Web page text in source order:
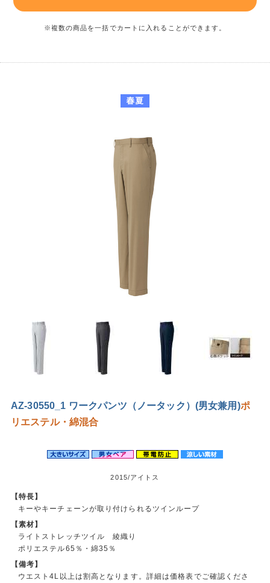
※複数の商品を一括でカートに入れることができます。
AZ-30550_1 ワークパンツ（ノータック）(男女兼用)ポ
リエステル・綿混合
2015/アイトス
【特長】
キーやキーチェーンが取り付けられるツインループ
【素材】
ライトストレッチツイル 綾織り
ポリエステル65％・綿35％
【備考】
ウエスト4L以上は割高となります。詳細は価格表でご確認くださ